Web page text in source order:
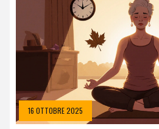
16 OTTOBRE 2025